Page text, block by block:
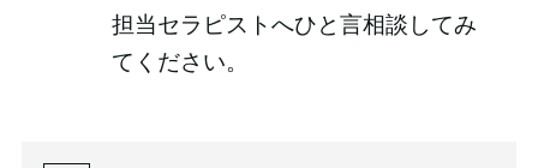
担当セラピストへひと言相談してみ
てください。